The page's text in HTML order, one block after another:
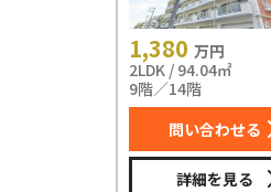
1,380 万円
2LDK / 94.04㎡
9階／14階
問い合わせる
詳細を見る